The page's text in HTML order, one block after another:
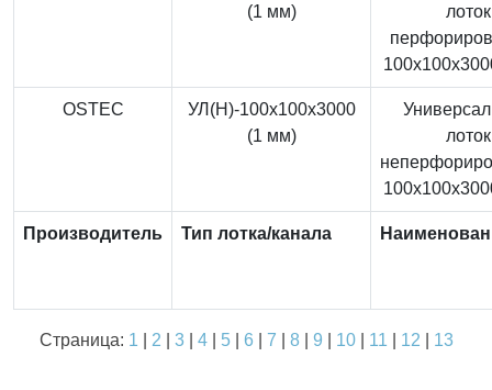
(1 мм)
лоток
OSTEC
УЛ(Н)-100x100x3000
(1 мм)
лоток
Производитель Тип лотка/канала
Страница: 1 2 3| 4| 5| 6 7 8| 9 10| 11 12 13